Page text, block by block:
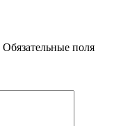
Обязательные поля